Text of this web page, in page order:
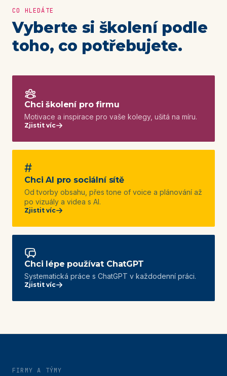
CO HLEDÁTE
Vyberte si školení podle
toho, co potřebujete.
Chci školení pro firmu
Motivace a inspirace pro vaše kolegy, ušitá na míru.
Zjistit víc
#
Chci AI pro sociální sítě
Od tvorby obsahu, přes tone of voice a plánování až
po vizuály a videa s AI.
Zjistit víc
Chci lépe používat ChatGPT
Systematická práce s ChatGPT v každodenní práci.
Zjistit víc
FIRMY A TÝMY